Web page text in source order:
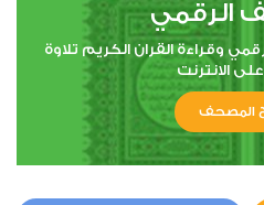
الرقمي
وقراءة القران الكريم تلاوة
الانترنت
المصحف